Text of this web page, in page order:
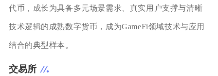
代币，成长为具备多元场景需求、真实用户支撑与清晰
技术逻辑的成熟数字货币，成为GameFi领域技术与应用
结合的典型样本。
交易所